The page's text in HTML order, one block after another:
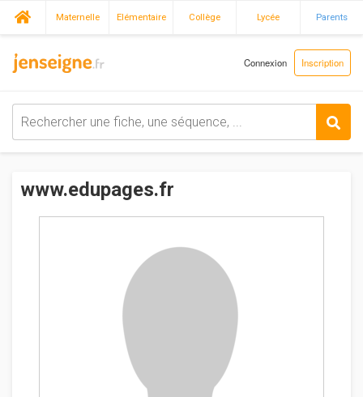
Maternelle Elémentaire Collège Lycée Parents
Connexion Inscription
www.edupages.fr